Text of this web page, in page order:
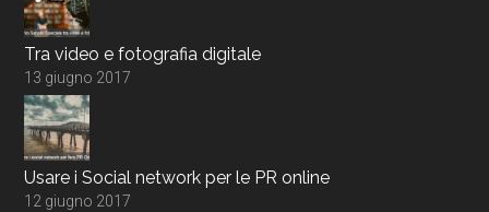
Tra video e fotografia digitale
13 giugno 2017
Usare i Social network per le PR online
12 giugno 2017